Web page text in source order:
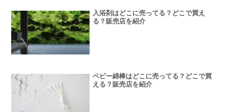
入浴剤はどこに売ってる？どこで買え
る？販売店を紹介
ベビー綿棒はどこに売ってる？どこで買
える？販売店を紹介